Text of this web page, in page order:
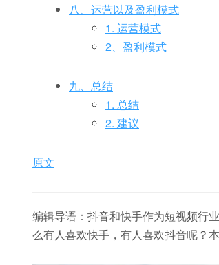
八、运营以及盈利模式
1. 运营模式
2、盈利模式
九、总结
1. 总结
2. 建议
原文
编辑导语：抖音和快手作为短视频行
么有人喜欢快手，有人喜欢抖音呢？